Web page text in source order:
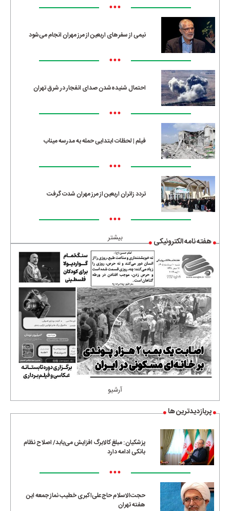
•••
نیمی از سفرهای اربعین از مرز مهران انجام می‌شود
•••
احتمال شنیده‌شدن صدای انفجار در شرق تهران
•••
فیلم | لحظات ابتدایی حمله به مدرسه میناب
•••
تردد زائران اربعین از مرز مهران شدت گرفت
•••
بیشتر هفته نامه الکترونیکی
آرشیو
پربازدیدترین ها
پزشکیان: مبلغ کالابرگ افزایش می‌یابد/ اصلاح نظام
بانکی ادامه دارد
•••
حجت‌الاسلام حاج‌علی‌اکبری خطیب نماز جمعه این
هفته تهران